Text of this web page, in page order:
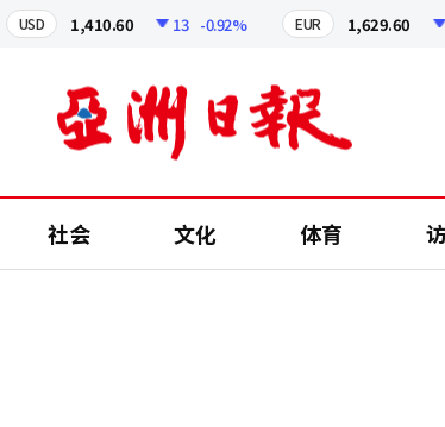
1,410.60 13 -0.92% EUR 1,629.60
社会 文化 体育